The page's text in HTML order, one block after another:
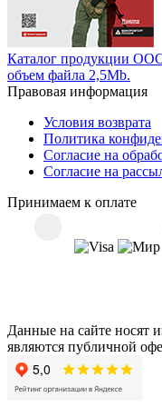
Каталог продукции
объем файла 2,5Mb.
Правовая информация
Условия возврата
Политика
Согласие на
Согласие на
Принимаем к оплате
Данные на сайте носят
являются публичной